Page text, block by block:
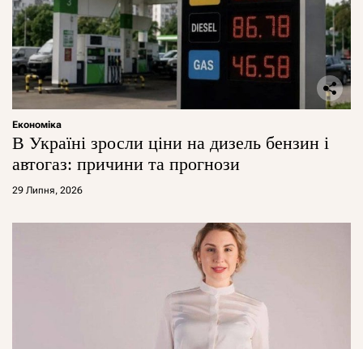
Економіка
В Україні зросли ціни на дизель бензин і
автогаз: причини та прогнози
29 Липня, 2026